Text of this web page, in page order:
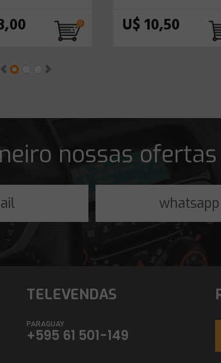
U$ 10,50
nossas ofertas
TELEVENDAS
PARAGUAY
+595 61 501-149